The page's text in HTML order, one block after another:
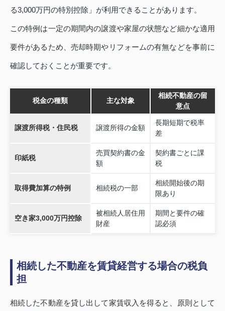
る3,000万円の特別控除」が利用できることがあります。
この特例は一定の期間内の譲渡や家屋の状態など細かな適用
要件があるため、売却時期やリフォームの有無などを事前に
確認しておくことが重要です。
税金の種類 主な対象
相続不動産の留
意点
譲渡所得税・住民税 譲渡所得の金額
長期短期で税率
差
印紙税
売買契約書の金
額
契約書ごとに課
税
取得費加算の特例 相続税の一部
相続開始後の期
限あり
空き家3,000万円控除
被相続人居住用
財産
期間と要件の確
認必須
相続した不動産を賃貸経営する場合の税負
担
相続した不動産を貸し出して家賃収入を得ると、原則として